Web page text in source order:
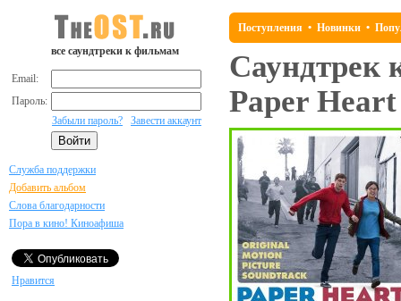
все саундтреки к фильмам
Email:
Пароль:
Забыли пароль?
Завести аккаунт
Служба поддержки
Добавить альбом
Слова благодарности
Пора в кино! Киноафиша
Нравится
Поступления • Новинки •
Саундтрек
Paper Heart